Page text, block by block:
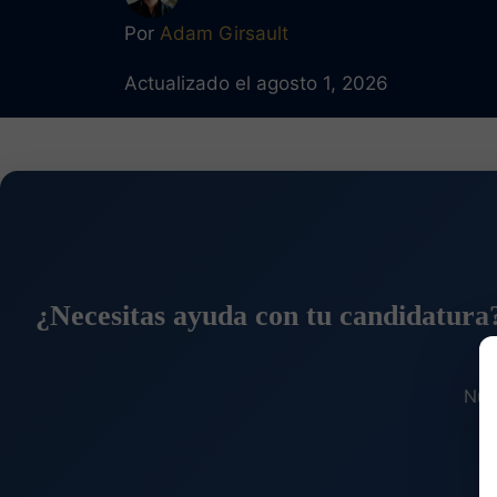
Por Adam Girsault
Actualizado el agosto 1, 2026
¿Necesitas ayuda con tu